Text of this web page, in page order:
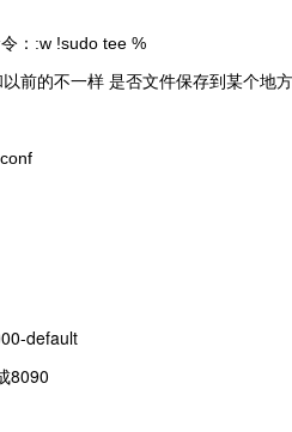
：:w !sudo tee %
前的不一样 是否文件保存到某个地
default
8090